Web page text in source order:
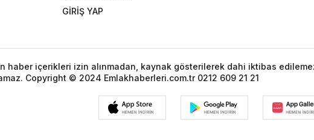
GİRİŞ YAP
haber içerikleri izin alınmadan, kaynak gösterilerek dahi iktibas
Copyright © 2024 Emlakhaberleri.com.tr 0212 609 21 21